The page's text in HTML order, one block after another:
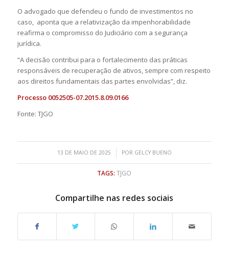
O advogado que defendeu o fundo de investimentos no
caso, aponta que a relativização da impenhorabilidade
reafirma o compromisso do Judiciário com a segurança
jurídica.
“A decisão contribui para o fortalecimento das práticas
responsáveis de recuperação de ativos, sempre com respeito
aos direitos fundamentais das partes envolvidas”, diz.
Processo 0052505-07.2015.8.09.0166
Fonte: TJGO
13 DE MAIO DE 2025
/ POR GELCY BUENO
TAGS: TJGO
Compartilhe nas redes sociais